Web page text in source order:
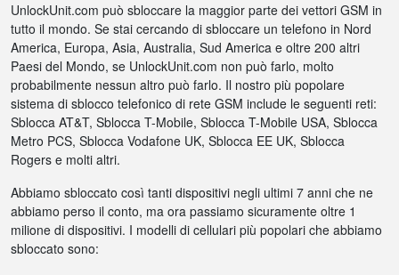
UnlockUnit.com può sbloccare la maggior parte dei vettori GSM in
tutto il mondo. Se stai cercando di sbloccare un telefono in Nord
America, Europa, Asia, Australia, Sud America e oltre 200 altri
Paesi del Mondo, se UnlockUnit.com non può farlo, molto
probabilmente nessun altro può farlo. Il nostro più popolare
sistema di sblocco telefonico di rete GSM include le seguenti reti:
Sblocca AT&T, Sblocca T-Mobile, Sblocca T-Mobile USA, Sblocca
Metro PCS, Sblocca Vodafone UK, Sblocca EE UK, Sblocca
Rogers e molti altri.
Abbiamo sbloccato così tanti dispositivi negli ultimi 7 anni che ne
abbiamo perso il conto, ma ora passiamo sicuramente oltre 1
milione di dispositivi. I modelli di cellulari più popolari che abbiamo
sbloccato sono: